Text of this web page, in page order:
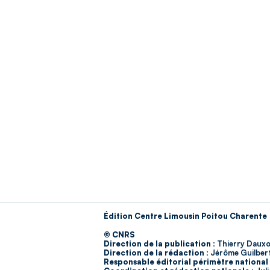
Édition Centre Limousin Poitou Charente
© CNRS
Direction de la publication : Thierry
Direction de la rédaction : Jérôme
Responsable éditorial périmètre national